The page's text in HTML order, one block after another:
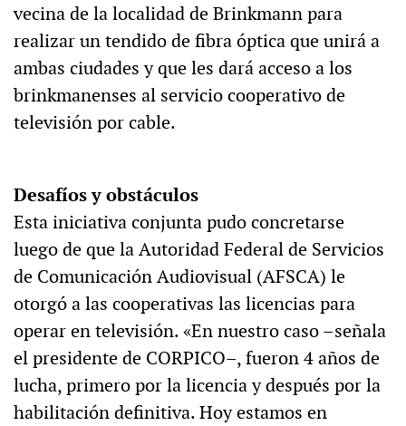
vecina de la localidad de Brinkmann para
realizar un tendido de fibra óptica que unirá a
ambas ciudades y que les dará acceso a los
brinkmanenses al servicio cooperativo de
televisión por cable.
Desafíos y obstáculos
Esta iniciativa conjunta pudo concretarse
luego de que la Autoridad Federal de Servicios
de Comunicación Audiovisual (AFSCA) le
otorgó a las cooperativas las licencias para
operar en televisión. «En nuestro caso –señala
el presidente de CORPICO–, fueron 4 años de
lucha, primero por la licencia y después por la
habilitación definitiva. Hoy estamos en